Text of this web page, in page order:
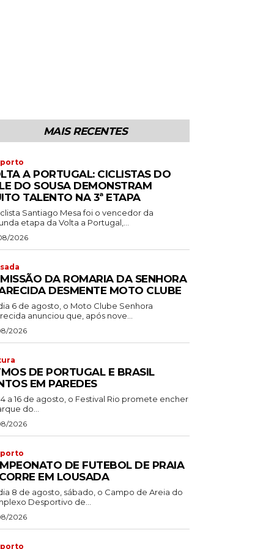
MAIS RECENTES
A PORTUGAL: CICLISTAS DO
DO SOUSA DEMONSTRAM
TALENTO NA 3ª ETAPA
Santiago Mesa foi o vencedor da
etapa da Volta a Portugal,...
2026
DA ROMARIA DA SENHORA
DESMENTE MOTO CLUBE
6 de agosto, o Moto Clube Senhora
anunciou que, após nove...
2026
DE PORTUGAL E BRASIL
EM PAREDES
a 16 de agosto, o Festival Rio promete encher
do...
2026
DE FUTEBOL DE PRAIA
EM LOUSADA
8 de agosto, sábado, o Campo de Areia do
Desportivo de...
2026